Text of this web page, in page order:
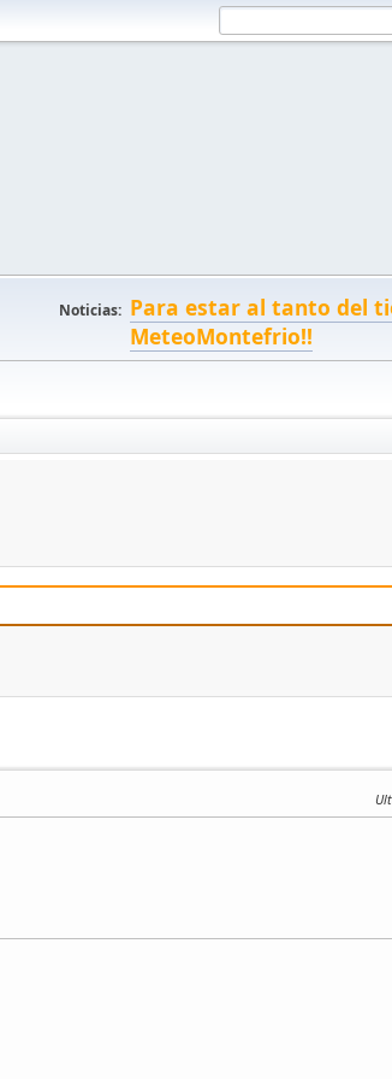
Noticias: Para estar al tanto del
MeteoMontefrio!!